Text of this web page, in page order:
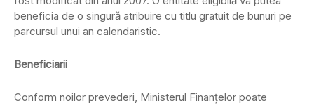
beneficia de o singură atribuire cu titlu gratuit de bunuri pe
parcursul unui an calendaristic.
Beneficiarii
Conform noilor prevederi, Ministerul Finanţelor poate